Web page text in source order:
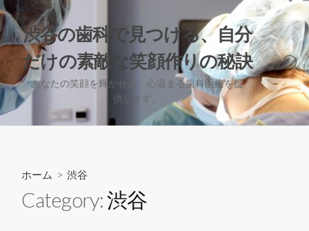
コ
ン
テ
ン
ツ
へ
ス
キ
渋谷の歯科で見つける、自分
だけの素敵な笑顔作りの秘訣
あなたの笑顔を輝かせる、心温まる歯科医療を提
供します。
検
索
切
り
替
ホーム > 渋谷
Category:渋谷